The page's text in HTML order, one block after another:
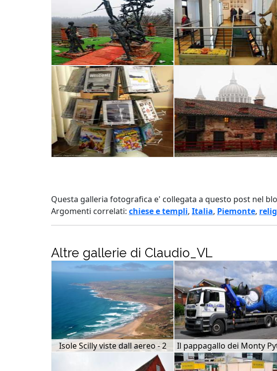
Questa galleria fotografica e' collegata a questo post nel
Argomenti correlati: chiese e templi, Italia, Piemonte,
Altre gallerie di Claudio_VL
Isole Scilly viste dall aereo - 2 Il pappagallo dei Monty